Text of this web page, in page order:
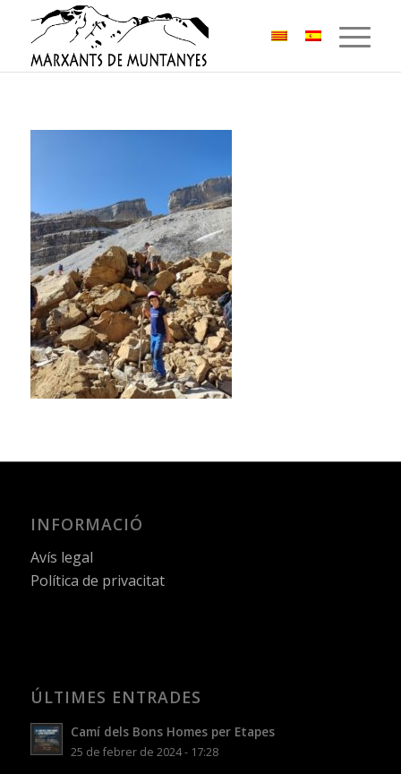
INFORMACIÓ
Avís legal
Política de privacitat
ÚLTIMES ENTRADES
Camí dels Bons Homes per Etapes
25 de febrer de 2024 - 17:28